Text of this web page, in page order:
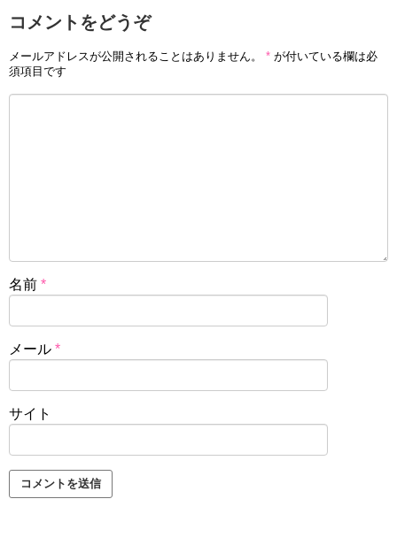
コメントをどうぞ
メールアドレスが公開されることはありません。 * が付いている欄は必
須項目です
名前 *
メール *
サイト